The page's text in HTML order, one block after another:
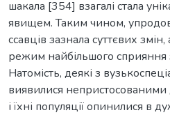
шакала [354] взагалі стала
явищем. Таким чином,
ссавців зазнала суттєвих
режим найбільшого
Натомість, деякі з
виявилися
і їхні популяції опинилися в